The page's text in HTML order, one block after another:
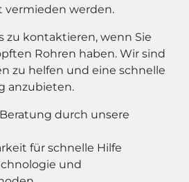
vermieden werden.
zu kontaktieren, wenn Sie
Rohren haben. Wir sind
zu helfen und eine schnelle
anzubieten.
durch unsere
für schnelle Hilfe
und